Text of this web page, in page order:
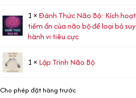
1 ×Đánh Thức Não Bộ: Kích
tiềm ẩn của não bộ để loại bỏ
hành vi tiêu cực
1 × Lập Trình Não Bộ
Cho phép đặt hàng trước